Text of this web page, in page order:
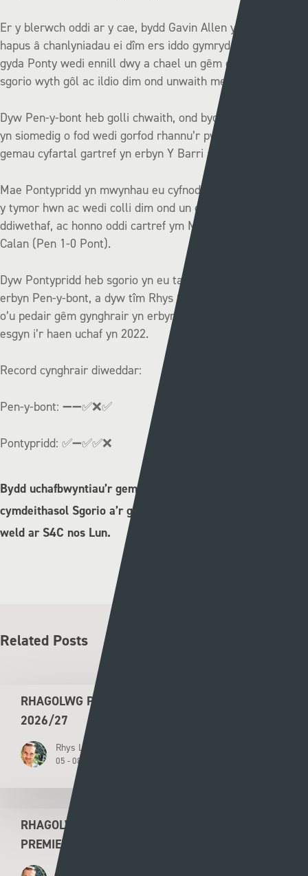
Er y blerwch oddi ar y cae, bydd Gavin Allen yn sicr yn
hapus â chanlyniadau ei dîm ers iddo gymryd yr awennau
gyda Ponty wedi ennill dwy a chael un gêm gyfartal, gan
sgorio wyth gôl ac ildio dim ond unwaith mewn tair gêm.
Dyw Pen-y-bont heb golli chwaith, ond bydd Rhys Griffiths
yn siomedig o fod wedi gorfod rhannu’r pwyntiau yn dilyn
gemau cyfartal gartref yn erbyn Y Barri ac Aberystwyth.
Mae Pontypridd yn mwynhau eu cyfnod gorau’n y gynghrair
y tymor hwn ac wedi colli dim ond un o’u chwe gêm
ddiwethaf, ac honno oddi cartref ym Mhen-y-bont ar nos
Calan (Pen 1-0 Pont).
Dyw Pontypridd heb sgorio yn eu tair gêm ddiwethaf yn
erbyn Pen-y-bont, a dyw tîm Rhys Griffiths heb golli dim un
o’u pedair gêm gynghrair yn erbyn Pontypridd ers i’r clwb
esgyn i’r haen uchaf yn 2022.
Record cynghrair diweddar:
Pen-y-bont: ➖➖✅❌✅
Pontypridd: ✅➖✅✅❌
Bydd uchafbwyntiau’r gemau ar gael ar wefannau
cymdeithasol Sgorio a’r gorau o gyffro’r penwythnos i’w
weld ar S4C nos Lun.
Related Posts
RHAGOLWG PENWYTHNOS CYMRU PREMIER
2026/27
Rhys Llwyd
05 - 08 - 2026
RHAGOLWG PENWYTHNOS AGORIADOL CYMRU
PREMIER 2026/27
Rhys Llwyd